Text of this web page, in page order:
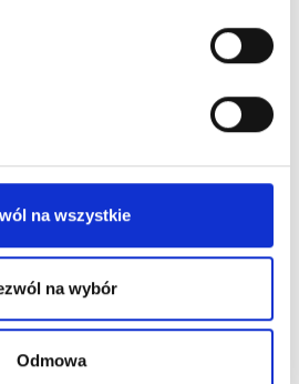
ustaw własne preferencje w
zgodę w dowolnej chwili.
funkcje społecznościowe i
witrynie. Informacje o tym, jak
i analitycznym.
te informacje z innymi danymi
na wszystkie
na wybór
Odmowa